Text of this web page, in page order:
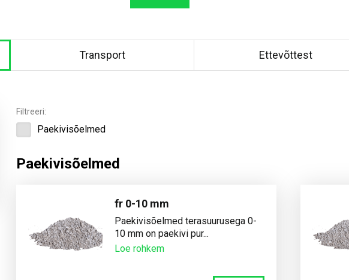
Transport Ettevõttest
Filtreeri:
Paekivisõelmed
Paekivisõelmed
fr 0-10 mm
Paekivisõelmed terasuurusega 0-
10 mm on paekivi pur...
Loe rohkem